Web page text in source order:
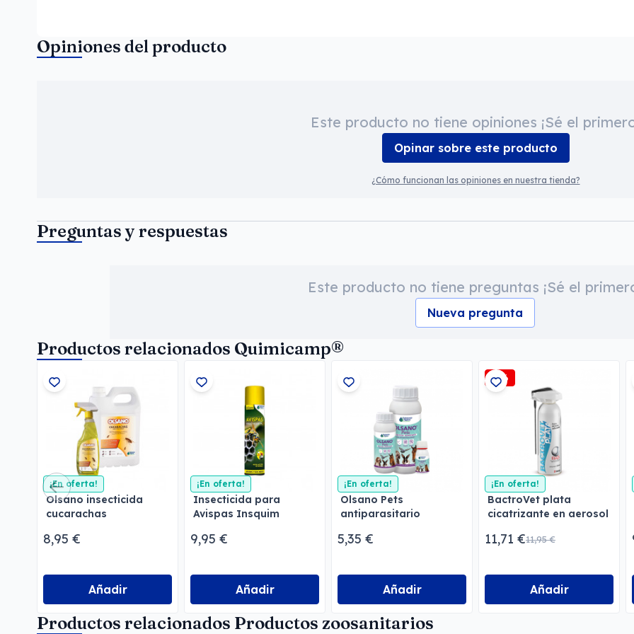
Opiniones del producto
Este producto no tiene opiniones ¡Sé el
Opinar sobre este producto
¿Cómo funcionan las opiniones en nuestra tienda?
Preguntas y respuestas
Este producto no tiene preguntas ¡Sé el
Nueva pregunta
Productos relacionados Quimicamp®
¡En oferta!
Olsano insecticida
cucarachas
8,95 €
Añadir
¡En oferta!
Insecticida para
Avispas Insquim
9,95 €
Añadir
¡En oferta!
Olsano Pets
antiparasitario
5,35 €
Añadir
-2%
¡En oferta!
BactroVet plata
cicatrizante en aerosol
11,71 €11,95 €
Añadir
Productos relacionados Productos zoosanitarios